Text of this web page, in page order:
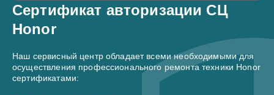
Сертификат авторизации СЦ
Honor
Наш сервисный центр обладает всеми необходимыми для
осуществления профессионального ремонта техники Honor
сертификатами: